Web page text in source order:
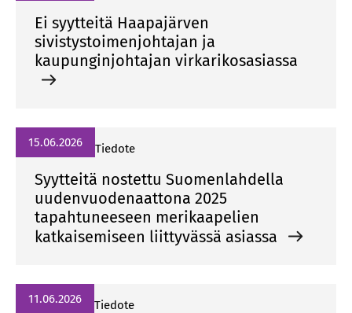
Ei syytteitä Haapajärven
sivistystoimenjohtajan ja
kaupunginjohtajan virkarikosasiassa
15.06.2026 Tiedote
Syytteitä nostettu Suomenlahdella
uudenvuodenaattona 2025
tapahtuneeseen merikaapelien
katkaisemiseen liittyvässä asiassa
11.06.2026 Tiedote